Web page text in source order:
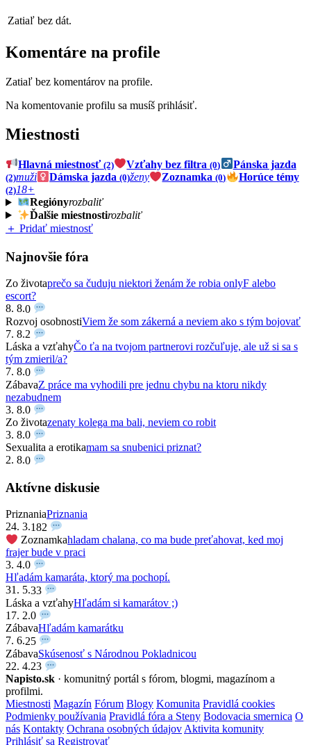
Zatiaľ bez dát.
Komentáre na profile
Zatiaľ bez komentárov na profile.
Na komentovanie profilu sa musíš prihlásiť.
Miestnosti
Hlavná miestnosť(2) Vzťahy bez filtra(0) Pánska jazda
(2)muži Dámska jazda(0)ženy Zoznamka(0) Horúce témy
(2)18+
Regiónyrozbaliť
Ďalšie miestnostirozbaliť
＋ Pridať miestnosť
Najnovšie fóra
Zo životaprečo sa čuduju niektori ženám že robia onlyF alebo
escort?
8. 8.0
Rozvoj osobnostiViem že som zákerná a neviem ako s tým bojovať
7. 8.2
Láska a vzťahyČo ťa na tvojom partnerovi rozčuľuje, ale už si sa s
tým zmieril/a?
7. 8.0
ZábavaZ práce ma vyhodili pre jednu chybu na ktoru nikdy
nezabudnem
3. 8.0
Zo životazenaty kolega ma bali, neviem co robit
3. 8.0
Sexualita a erotikamam sa snubenici priznat?
2. 8.0
Aktívne diskusie
PriznaniaPriznania
24. 3.182
Zoznamkahladam chalana, co ma bude preťahovat, ked moj
frajer bude v praci
3. 4.0
Hľadám kamaráta, ktorý ma pochopí.
31. 5.33
Láska a vzťahyHľadám si kamarátov ;)
17. 2.0
ZábavaHľadám kamarátku
7. 6.25
ZábavaSkúsenosť s Národnou Pokladnicou
22. 4.23
Napisto.sk · komunitný portál s fórom, blogmi, magazínom a
profilmi.
Miestnosti Magazín Fórum Blogy Komunita Pravidlá cookies
Podmienky používania Pravidlá fóra a Steny Bodovacia smernica O
nás Kontakty Ochrana osobných údajov Aktivita komunity
Prihlásiť sa Registrovať